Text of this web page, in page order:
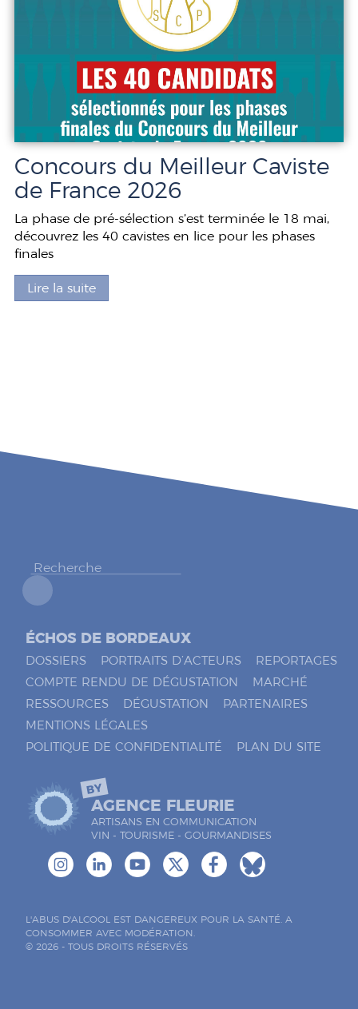
Concours du Meilleur Caviste
de France 2026
La phase de pré-sélection s’est terminée le 18 mai,
découvrez les 40 cavistes en lice pour les phases
finales
Lire la suite
ÉCHOS DE BORDEAUX
DOSSIERS PORTRAITS D’ACTEURS
REPORTAGES
COMPTE RENDU DE DÉGUSTATION
MARCHÉ
RESSOURCES
DÉGUSTATION
PARTENAIRES
MENTIONS LÉGALES
POLITIQUE DE CONFIDENTIALITÉ
PLAN DU SITE
BY
AGENCE FLEURIE
ARTISANS EN COMMUNICATION
VIN - TOURISME - GOURMANDISES
L'ABUS D'ALCOOL EST DANGEREUX POUR LA SANTÉ. A
CONSOMMER AVEC MODÉRATION.
© 2026 - TOUS DROITS RÉSERVÉS